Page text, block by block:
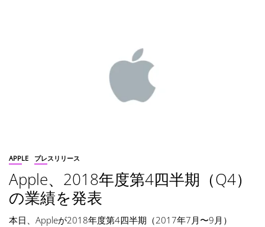
APPLE プレスリリース
Apple、2018年度第4四半期（Q4）
の業績を発表
本日、Appleが2018年度第4四半期（2017年7月〜9月）